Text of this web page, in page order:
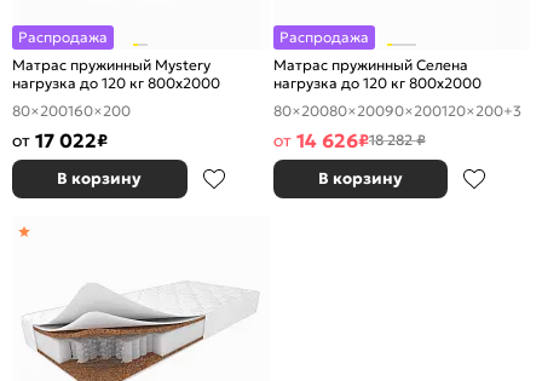
Распродажа
Матрас пружинный Mystery
нагрузка до 120 кг 800x2000
80×200160×200
от 17 022₽
В корзину
Распродажа
Матрас пружинный Селена
нагрузка до 120 кг 800x2000
80×20080×20090×200120×200+3
от 14 626₽18 282 ₽
В корзину